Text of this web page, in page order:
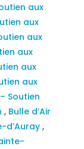
aux
aux
aux
aux
aux
aux
Soutien
, Bulle d’Air
d’Auray ,